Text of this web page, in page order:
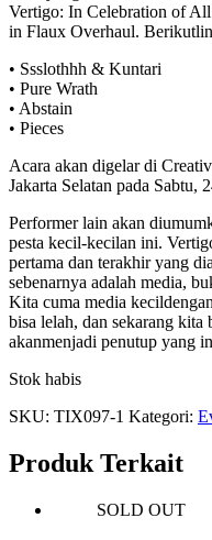
Vertigo: In Celebration of
in Flaux Overhaul. Berikut
• Ssslothhh & Kuntari
• Pure Wrath
• Abstain
• Pieces
Acara akan digelardi
Jakarta Selatan pada Sabtu,
Performer lain akan
pesta kecil-kecilan ini.
pertama dan terakhiryang
sebenarnya adalah media,
Kita cuma media kecildengan
bisa lelah, dan sekarang kita
akanmenjadi penutup yang
Stok habis
SKU: TIX097-1 Kategori:
Produk Terkait
SOLD OUT